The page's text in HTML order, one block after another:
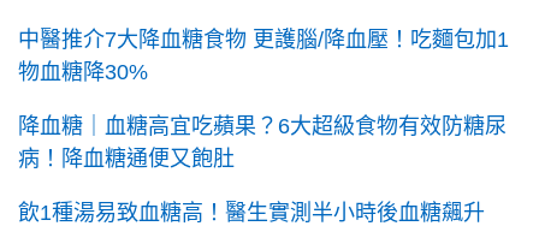
中醫推介7大降血糖食物 更護腦/降血壓！吃麵包加1
物血糖降30%
降血糖｜血糖高宜吃蘋果？6大超級食物有效防糖尿
病！降血糖通便又飽肚
飲1種湯易致血糖高！醫生實測半小時後血糖飆升